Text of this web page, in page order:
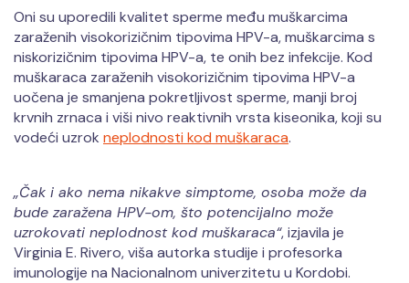
Oni su uporedili kvalitet sperme među muškarcima
zaraženih visokorizičnim tipovima HPV-a, muškarcima s
niskorizičnim tipovima HPV-a, te onih bez infekcije. Kod
muškaraca zaraženih visokorizičnim tipovima HPV-a
uočena je smanjena pokretljivost sperme, manji broj
krvnih zrnaca i viši nivo reaktivnih vrsta kiseonika, koji su
vodeći uzrok neplodnosti kod muškaraca.
„Čak i ako nema nikakve simptome, osoba može da
bude zaražena HPV-om, što potencijalno može
uzrokovati neplodnost kod muškaraca“, izjavila je
Virginia E. Rivero, viša autorka studije i profesorka
imunologije na Nacionalnom univerzitetu u Kordobi.